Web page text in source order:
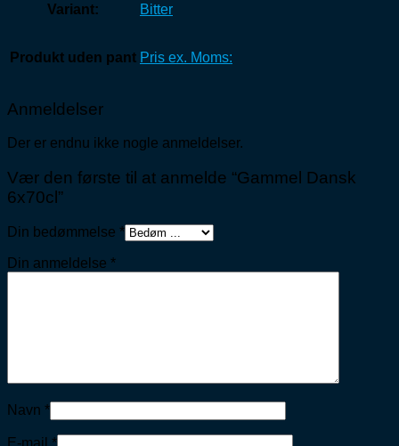
Variant: Bitter
Produkt uden pant Pris ex. Moms:
Anmeldelser
Der er endnu ikke nogle anmeldelser.
Vær den første til at anmelde “Gammel Dansk
6x70cl”
Din bedømmelse *
Din anmeldelse *
Navn *
E-mail *